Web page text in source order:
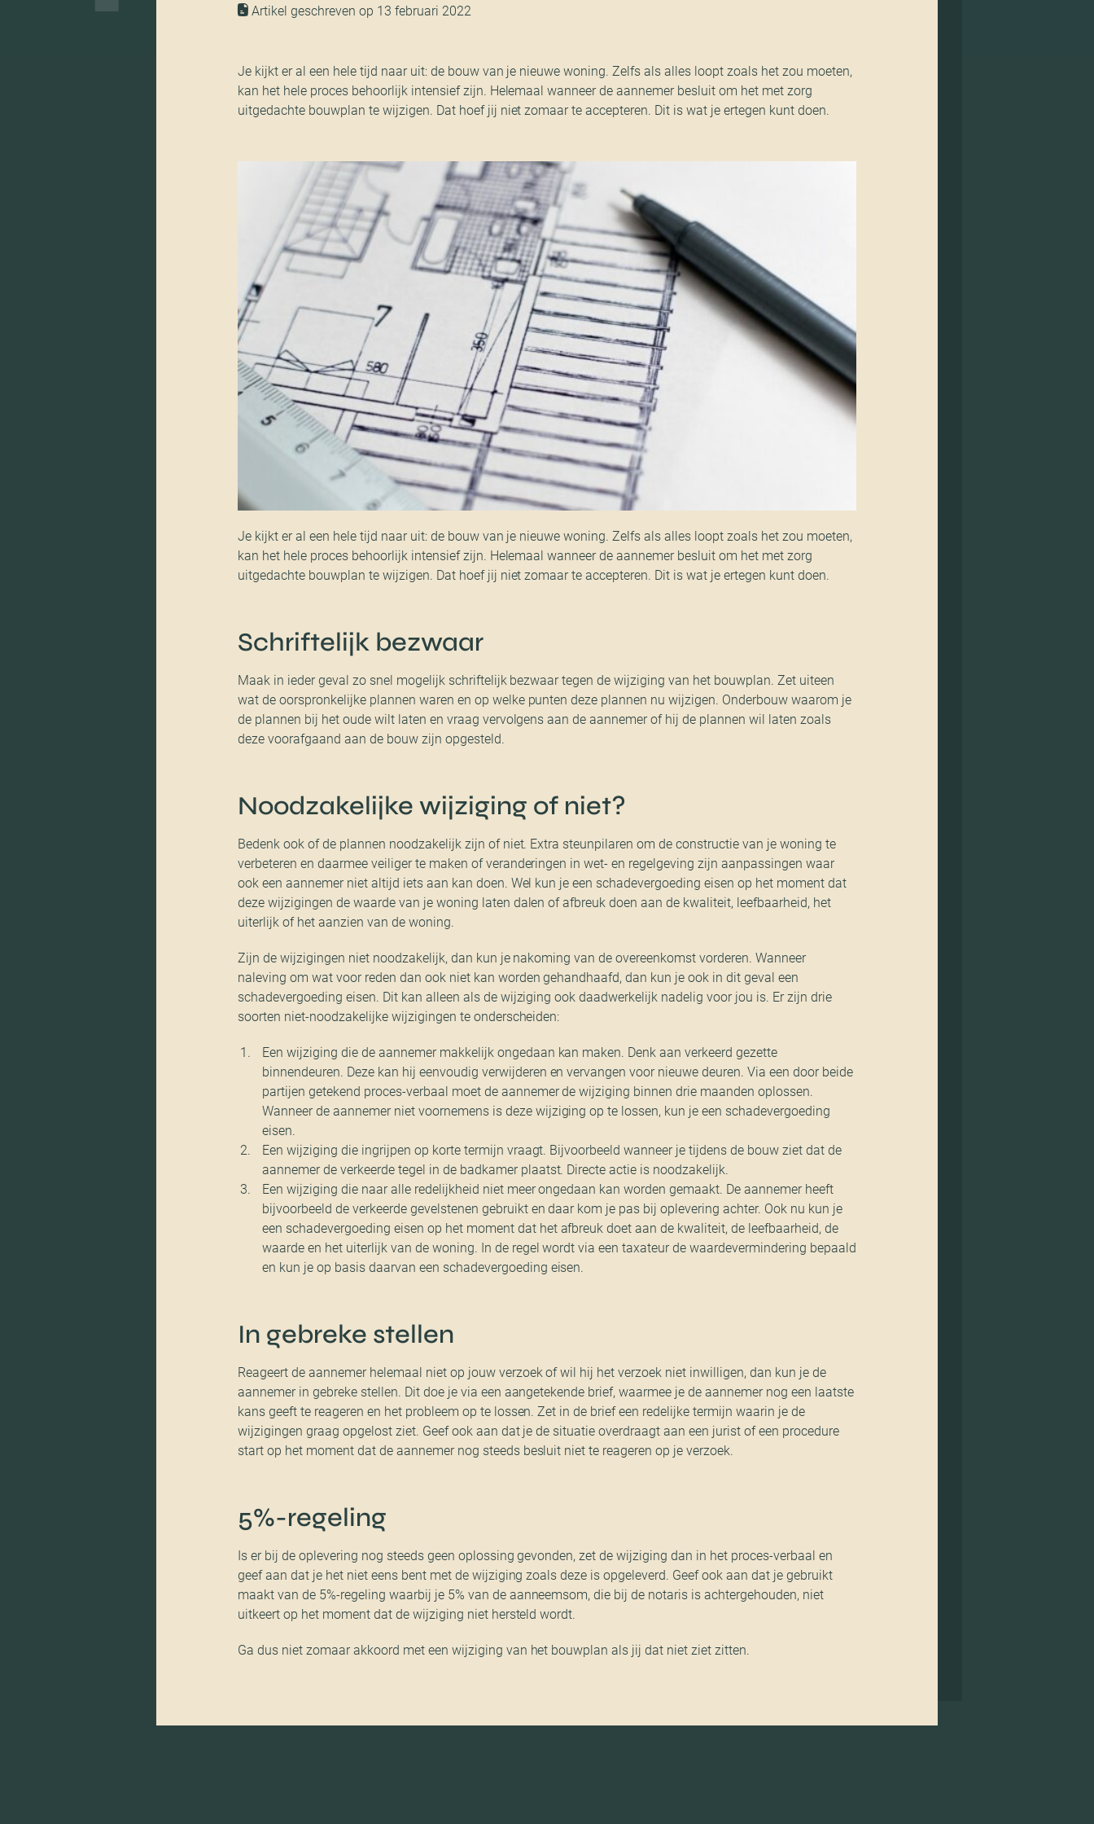
Artikel geschreven op 13 februari 2022
Je kijkt er al een hele tijd naar uit: de bouw van je nieuwe woning. Zelfs als alles loopt zoals het zou moeten,
kan het hele proces behoorlijk intensief zijn. Helemaal wanneer de aannemer besluit om het met zorg
uitgedachte bouwplan te wijzigen. Dat hoef jij niet zomaar te accepteren. Dit is wat je ertegen kunt doen.
Je kijkt er al een hele tijd naar uit: de bouw van je nieuwe woning. Zelfs als alles loopt zoals het zou moeten,
kan het hele proces behoorlijk intensief zijn. Helemaal wanneer de aannemer besluit om het met zorg
uitgedachte bouwplan te wijzigen. Dat hoef jij niet zomaar te accepteren. Dit is wat je ertegen kunt doen.
Schriftelijk bezwaar
Maak in ieder geval zo snel mogelijk schriftelijk bezwaar tegen de wijziging van het bouwplan. Zet uiteen
wat de oorspronkelijke plannen waren en op welke punten deze plannen nu wijzigen. Onderbouw waarom je
de plannen bij het oude wilt laten en vraag vervolgens aan de aannemer of hij de plannen wil laten zoals
deze voorafgaand aan de bouw zijn opgesteld.
Noodzakelijke wijziging of niet?
Bedenk ook of de plannen noodzakelijk zijn of niet. Extra steunpilaren om de constructie van je woning te
verbeteren en daarmee veiliger te maken of veranderingen in wet- en regelgeving zijn aanpassingen waar
ook een aannemer niet altijd iets aan kan doen. Wel kun je een schadevergoeding eisen op het moment dat
deze wijzigingen de waarde van je woning laten dalen of afbreuk doen aan de kwaliteit, leefbaarheid, het
uiterlijk of het aanzien van de woning.
Zijn de wijzigingen niet noodzakelijk, dan kun je nakoming van de overeenkomst vorderen. Wanneer
naleving om wat voor reden dan ook niet kan worden gehandhaafd, dan kun je ook in dit geval een
schadevergoeding eisen. Dit kan alleen als de wijziging ook daadwerkelijk nadelig voor jou is. Er zijn drie
soorten niet-noodzakelijke wijzigingen te onderscheiden:
Een wijziging die de aannemer makkelijk ongedaan kan maken. Denk aan verkeerd gezette
binnendeuren. Deze kan hij eenvoudig verwijderen en vervangen voor nieuwe deuren. Via een door beide
partijen getekend proces-verbaal moet de aannemer de wijziging binnen drie maanden oplossen.
Wanneer de aannemer niet voornemens is deze wijziging op te lossen, kun je een schadevergoeding
eisen.
Een wijziging die ingrijpen op korte termijn vraagt. Bijvoorbeeld wanneer je tijdens de bouw ziet dat de
aannemer de verkeerde tegel in de badkamer plaatst. Directe actie is noodzakelijk.
Een wijziging die naar alle redelijkheid niet meer ongedaan kan worden gemaakt. De aannemer heeft
bijvoorbeeld de verkeerde gevelstenen gebruikt en daar kom je pas bij oplevering achter. Ook nu kun je
een schadevergoeding eisen op het moment dat het afbreuk doet aan de kwaliteit, de leefbaarheid, de
waarde en het uiterlijk van de woning. In de regel wordt via een taxateur de waardevermindering bepaald
en kun je op basis daarvan een schadevergoeding eisen.
In gebreke stellen
Reageert de aannemer helemaal niet op jouw verzoek of wil hij het verzoek niet inwilligen, dan kun je de
aannemer in gebreke stellen. Dit doe je via een aangetekende brief, waarmee je de aannemer nog een laatste
kans geeft te reageren en het probleem op te lossen. Zet in de brief een redelijke termijn waarin je de
wijzigingen graag opgelost ziet. Geef ook aan dat je de situatie overdraagt aan een jurist of een procedure
start op het moment dat de aannemer nog steeds besluit niet te reageren op je verzoek.
5%-regeling
Is er bij de oplevering nog steeds geen oplossing gevonden, zet de wijziging dan in het proces-verbaal en
geef aan dat je het niet eens bent met de wijziging zoals deze is opgeleverd. Geef ook aan dat je gebruikt
maakt van de 5%-regeling waarbij je 5% van de aanneemsom, die bij de notaris is achtergehouden, niet
uitkeert op het moment dat de wijziging niet hersteld wordt.
Ga dus niet zomaar akkoord met een wijziging van het bouwplan als jij dat niet ziet zitten.